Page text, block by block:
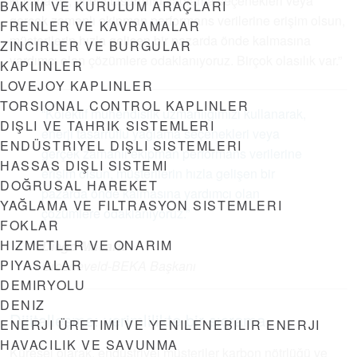
BAKIM VE KURULUM ARAÇLARI
FRENLER VE KAVRAMALAR
ZINCIRLER VE BURGULAR
KAPLINLER
LOVEJOY KAPLINLER
TORSIONAL CONTROL KAPLINLER
DIŞLI VE TAHRIK SISTEMLERI
ENDÜSTRIYEL DIŞLI SISTEMLERI
HASSAS DIŞLI SISTEMI
DOĞRUSAL HAREKET
YAĞLAMA VE FILTRASYON SISTEMLERI
FOKLAR
HIZMETLER VE ONARIM
PIYASALAR
DEMIRYOLU
DENIZ
ENERJI ÜRETIMI VE YENILENEBILIR ENERJI
HAVACILIK VE SAVUNMA
gerçek zamanlı ekipman performans verilerine erişim olsun,
müşterilerin hızla gelişen bir pazarda önde kalmasına
yardımcı olan çözümlere odaklanıyoruz. Birçok olasılık var.”
“Kolektif mühendislik uzmanlığımızı kullanarak,
enerji tasarruflu yağlama seçenekleri veya
gerçek zamanlı ekipman performans verilerine
erişim olsun, müşterilerin hızla gelişen bir
pazarda önde kalmasına yardımcı olan
çözümlere odaklanıyoruz.”
Diego Macario
Groeneveld-BEKA Başkanı
Dijitalleşme: verimlilikte bir sıçrama
Küresel olarak, endüstriyel müşteriler karbon nötrlüğü ve